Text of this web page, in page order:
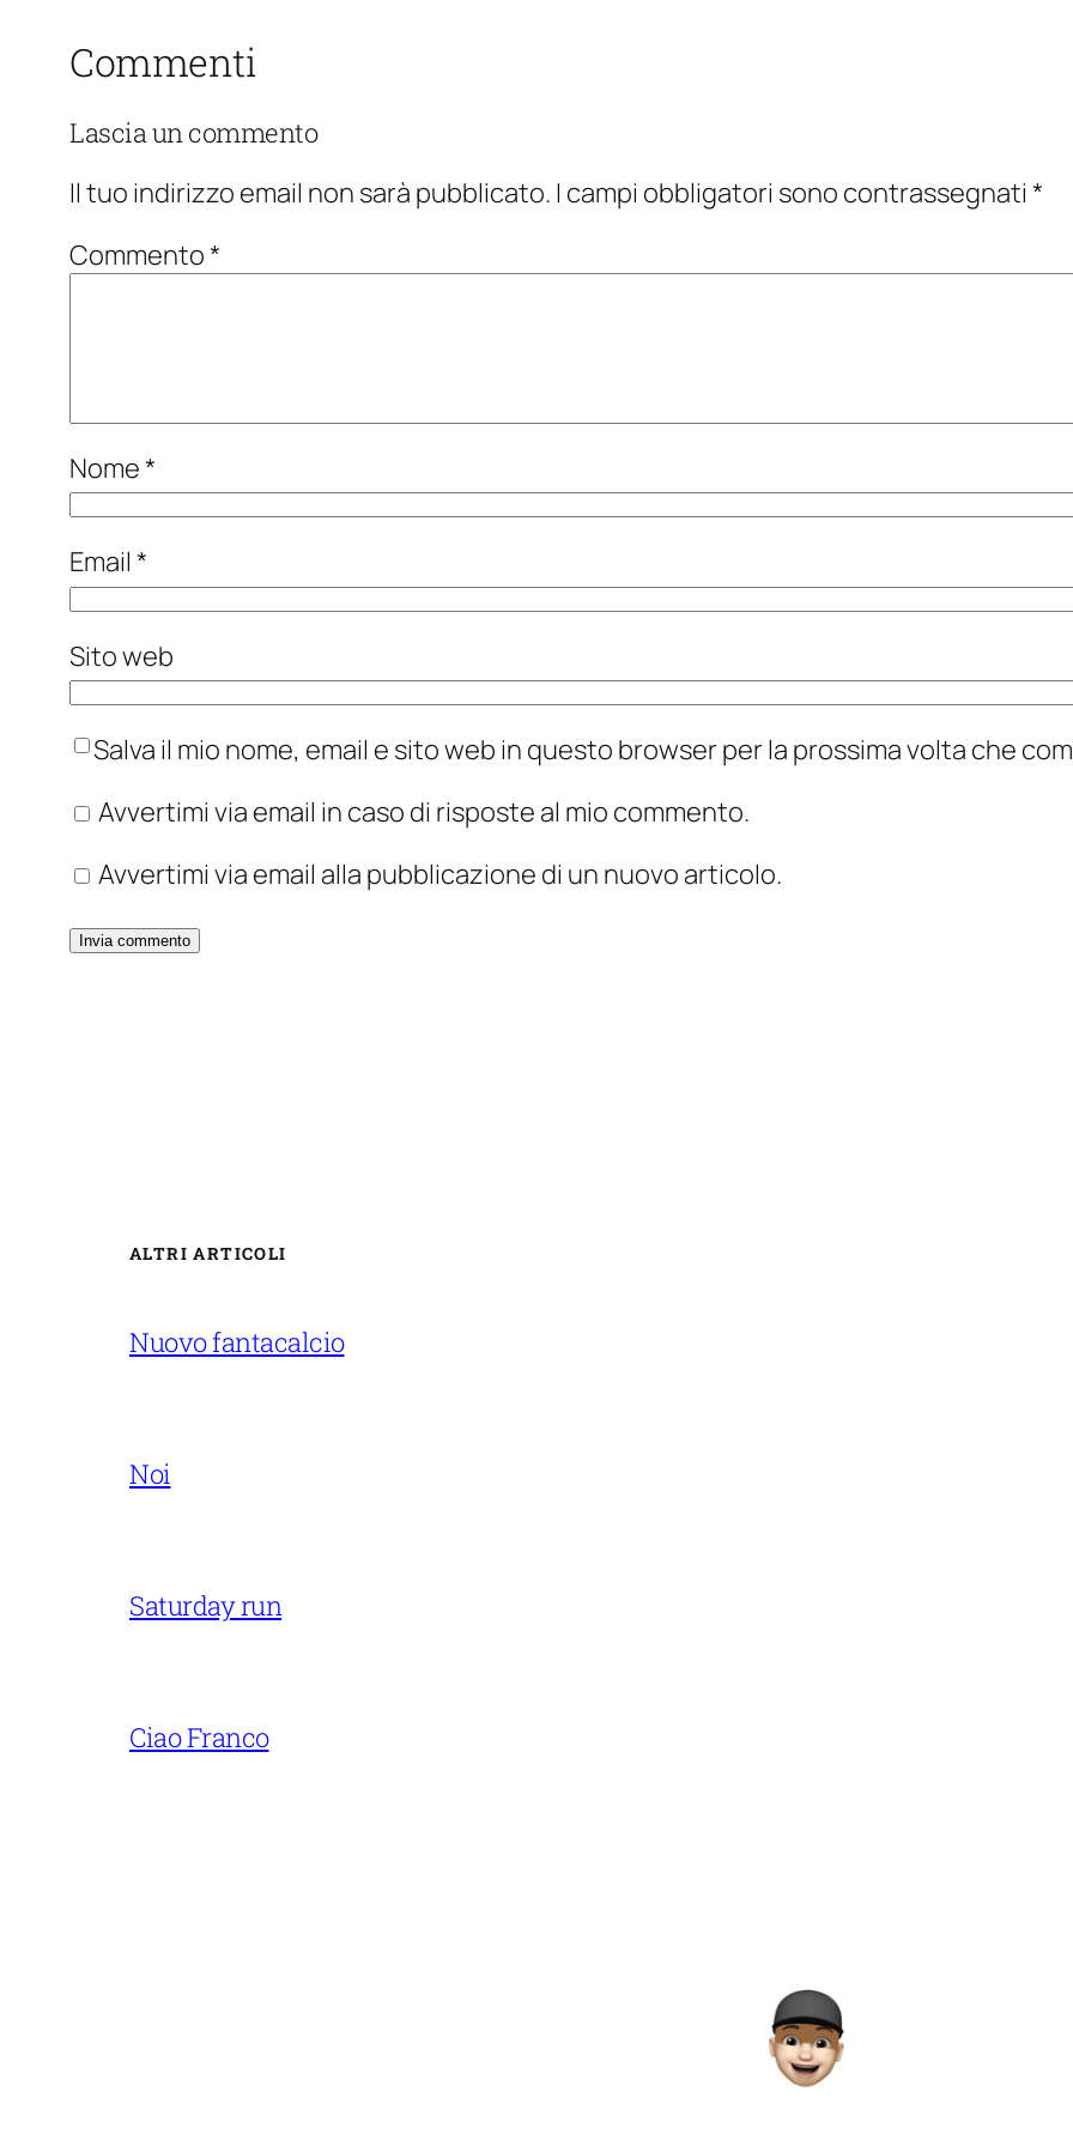
Commenti
Lascia un commento
Il tuo indirizzo email non sarà pubblicato. I campi obbligatori sono contrassegnati *
Commento*
Nome*
Email *
Sito web
Salva il mio nome, email e sito web in questo browser per la prossima volta che
Avvertimi via email in caso di risposte al mio commento.
Avvertimi via email alla pubblicazione di un nuovo articolo.
ALTRI ARTICOLI
Nuovo fantacalcio
Noi
Saturday run
Ciao Franco